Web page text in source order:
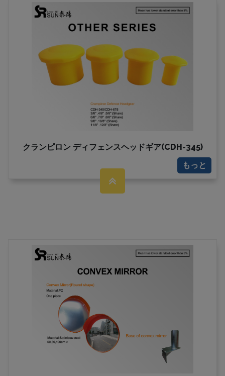
クランピロン ディフェンスヘッドギア(CDH-345)
もっと